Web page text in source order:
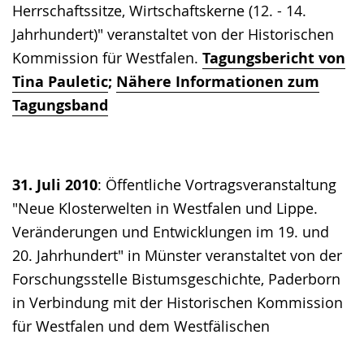
Herrschaftssitze, Wirtschaftskerne (12. - 14.
Jahrhundert)" veranstaltet von der Historischen
Kommission für Westfalen. Tagungsbericht von
Tina Pauletic; Nähere Informationen zum
Tagungsband
31. Juli 2010: Öffentliche Vortragsveranstaltung
"Neue Klosterwelten in Westfalen und Lippe.
Veränderungen und Entwicklungen im 19. und
20. Jahrhundert" in Münster veranstaltet von der
Forschungsstelle Bistumsgeschichte, Paderborn
in Verbindung mit der Historischen Kommission
für Westfalen und dem Westfälischen